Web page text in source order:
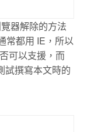
器解除的方法
常都用 IE，所以
可以支援，而
試撰寫本文時的